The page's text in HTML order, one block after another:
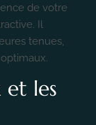
de votre
Il
tenues,
et les